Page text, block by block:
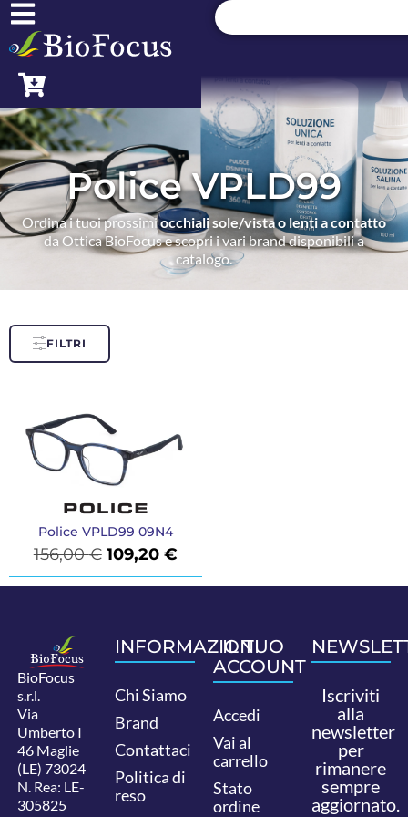
Police VPLD99
Ordina i tuoi prossimiocchiali sole/vista o lenti a contatto
da Ottica BioFocus e scopri i vari brand disponibili a
catalogo.
FILTRI
Police VPLD99 09N4
156,00€ 109,20 €
BioFocus
s.r.l.
Via
Umberto I
46 Maglie
(LE) 73024
N. Rea: LE-
305825
INFORMAZIONI
Chi Siamo
Brand
Contattaci
Politica di
reso
IL TUO
ACCOUNT
Accedi
Vai al
carrello
Stato
ordine
Iscriviti
alla
newsletter
per
rimanere
sempre
aggiornato.